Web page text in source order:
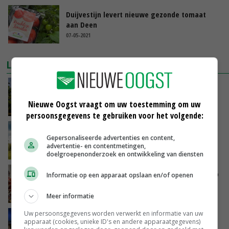
Duijvestijn levert nieuwe gezonde tomaat
aan Deen
07-05-2021
LAATSTE NIEUWS
Kamervragen over onttrekkingsverbod,
VANDAAG, 16:27
overkant’
VANDAAG, 15:30
Oorlogen en El Niño stuwen voedselprijzen op
VANDAAG, 15:04
Nettowinst Royal A-ware onder druk ondanks
Nieuwe Oogst vraagt om uw toestemming om uw
persoonsgegevens te gebruiken voor het volgende:
Gepersonaliseerde advertenties en content,
advertentie- en contentmetingen,
doelgroepenonderzoek en ontwikkeling van diensten
Informatie op een apparaat opslaan en/of openen
Meer informatie
Uw persoonsgegevens worden verwerkt en informatie van uw
apparaat (cookies, unieke ID's en andere apparaatgegevens)